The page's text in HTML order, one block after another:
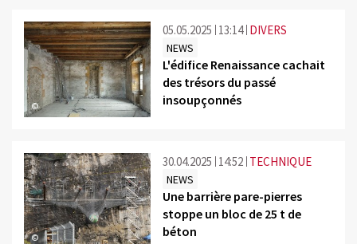
©
05.05.2025 13:14 DIVERS
NEWS
L'édifice Renaissance cachait
des trésors du passé
insoupçonnés
©
30.04.2025 14:52 TECHNIQUE
NEWS
Une barrière pare-pierres
stoppe un bloc de 25 t de
béton